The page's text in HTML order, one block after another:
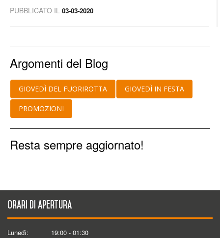
PUBBLICATO IL 03-03-2020
Argomenti del Blog
GIOVEDÌ DEL FUORIROTTA GIOVEDÌ IN FESTA
PROMOZIONI
Resta sempre aggiornato!
Orari di apertura
Lunedì:
19:00 - 01:30